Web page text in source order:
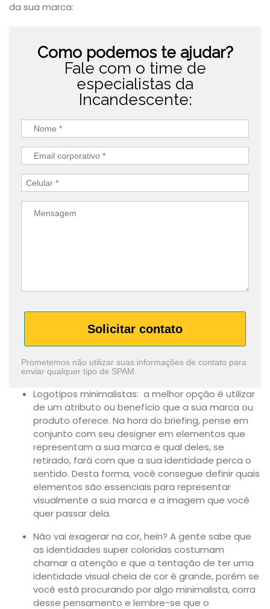
da sua marca:
Como podemos te ajudar?
Fale com o time de
especialistas da
Incandescente:
Solicitar contato
Prometemos não utilizar suas informações de contato para
enviar qualquer tipo de SPAM.
Logotipos minimalistas: a melhor opção é utilizar
de um atributo ou benefício que a sua marca ou
produto oferece. Na hora do briefing, pense em
conjunto com seu designer em elementos que
representam a sua marca e qual deles, se
retirado, fará com que a sua identidade perca o
sentido. Desta forma, você consegue definir quais
elementos são essenciais para representar
visualmente a sua marca e a imagem que você
quer passar dela.
Não vai exagerar na cor, hein? A gente sabe que
as identidades super coloridas costumam
chamar a atenção e que a tentação de ter uma
identidade visual cheia de cor é grande, porém se
você está procurando por algo minimalista, corra
desse pensamento e lembre-se que o